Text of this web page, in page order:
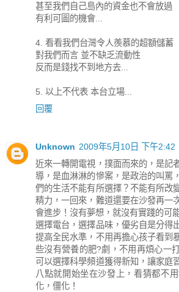
甚至我們自己島內的資金也不會放過
有利可圖的機會...
4. 看看我們台灣令人羨慕的超額儲蓄
對我們而言 並不缺乏流動性
反而是錢找不到地方去...
5. 以上不代表 本台立場...
回覆
Unknown 2009年5月10日 下午2:42
近來一轉開電視，撲面而來的，是記
導，是血淋淋的慘案，是政治的叫罵
們的生活不能有所選擇？不能有所改
精力，一回來，難道還要在沙發再一
會進步！沒有夢想，就沒有實踐的可能
選擇電台，選擇品味，優劣自是分得
提高全民水準，不用再擔心孩子看到
些沒有營養的肥?劇，不用再煩心一
可以選擇科學頻道獲得新知，讓家庭
八點就開始坐在沙發上，看猜都不
化，僵化！